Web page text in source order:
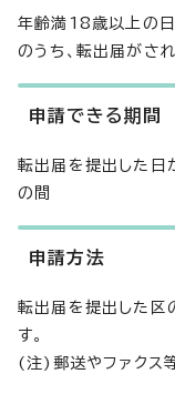
年齢満18歳以上の
のうち、転出届がさ
申請できる期間
転出届を提出した日
の間
申請方法
転出届を提出した区
す。
(注)郵送やファクス